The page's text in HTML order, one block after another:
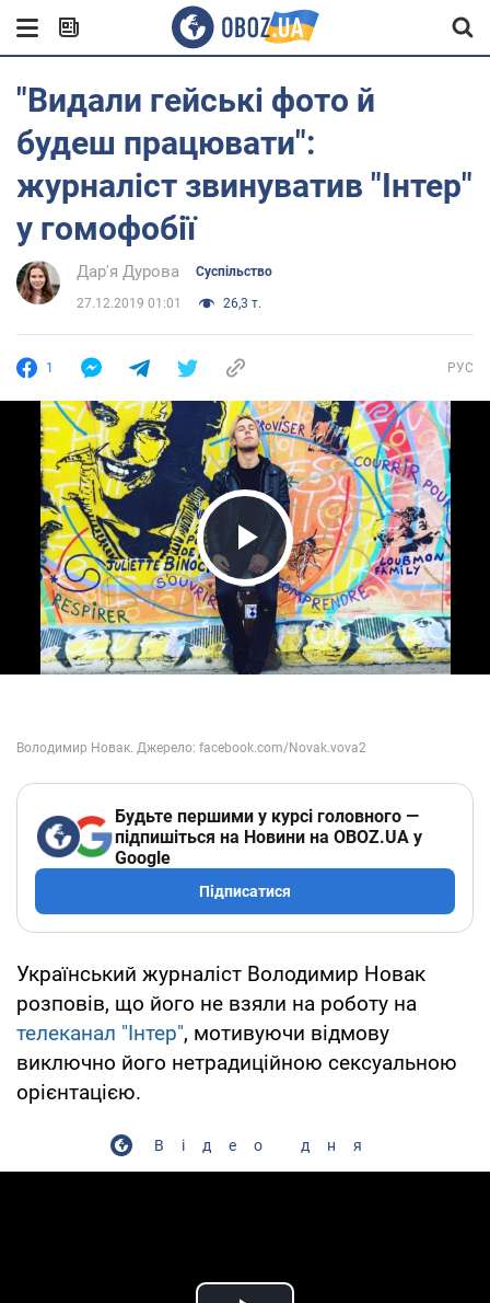
"Видали гейські фото й
будеш працювати":
журналіст звинуватив "Інтер"
у гомофобії
Дар'я Дурова Суспільство
27.12.2019 01:01 26,3 т.
1 РУС
Play Video
Будьте першими у курсі головного —
підпишіться на Новини на OBOZ.UA у
Google
Підписатися
Український журналіст Володимир Новак
розповів, що його не взяли на роботу на
телеканал "Інтер", мотивуючи відмову
виключно його нетрадиційною сексуальною
орієнтацією.
Відео дня